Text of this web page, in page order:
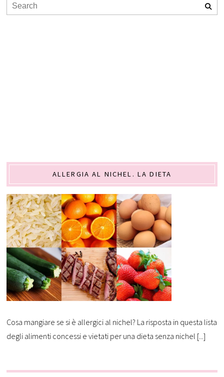
ALLERGIA AL NICHEL. LA DIETA
Cosa mangiare se si è allergici al nichel? La risposta in questa lista
degli alimenti concessi e vietati per una dieta senza nichel [...]